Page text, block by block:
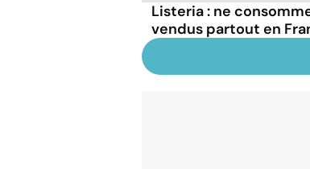
Listeria : ne
vendus partout en